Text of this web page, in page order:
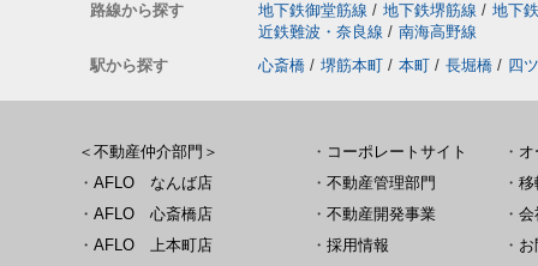
路線から探す
地下鉄御堂筋線 / 地下鉄堺筋線 / 地下
近鉄難波・奈良線 / 南海高野線
駅から探す
心斎橋 / 堺筋本町 / 本町 / 長堀橋 / 四
＜不動産仲介部門＞
・ AFLO なんば店
・ AFLO 心斎橋店
・ AFLO 上本町店
・ コーポレートサイト
・ 不動産管理部門
・ 不動産開発事業
・ 採用情報
・
・ 移
・ 会
・